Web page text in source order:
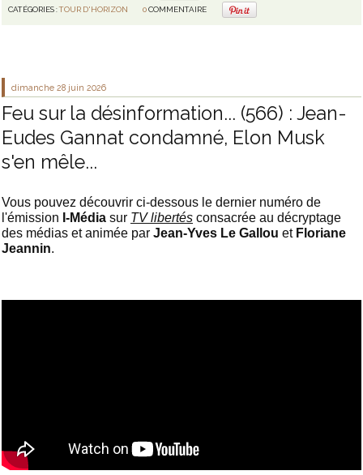
CATÉGORIES :TOUR D'HORIZON 0 COMMENTAIRE
dimanche 28 juin 2026
Feu sur la désinformation... (566) : Jean-
Eudes Gannat condamné, Elon Musk
s'en mêle...
Vous pouvez découvrir ci-dessous le dernier numéro de
l'émission I-Média sur TV libertés consacrée au décryptage
des médias et animée par Jean-Yves Le Gallou et Floriane
Jeannin.